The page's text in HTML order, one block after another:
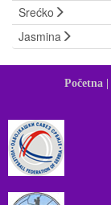
Srećko
Jasmina
Početna |